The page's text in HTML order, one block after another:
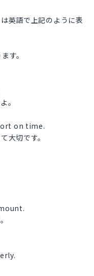
英語で上記のように表
す。
。
on time.
大切です。